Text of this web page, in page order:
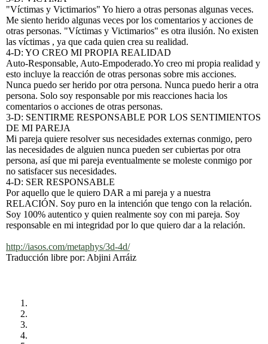
"Víctimas y Victimarios" Yo hiero a otras personas algunas veces.
Me siento herido algunas veces por los comentarios y acciones de
otras personas. "Víctimas y Victimarios" es otra ilusión. No existen
las víctimas , ya que cada quien crea su realidad.
4-D: YO CREO MI PROPIA REALIDAD
Auto-Responsable, Auto-Empoderado.Yo creo mi propia realidad y
esto incluye la reacción de otras personas sobre mis acciones.
Nunca puedo ser herido por otra persona. Nunca puedo herir a otra
persona. Solo soy responsable por mis reacciones hacia los
comentarios o acciones de otras personas.
3-D: SENTIRME RESPONSABLE POR LOS SENTIMIENTOS
DE MI PAREJA
Mi pareja quiere resolver sus necesidades externas conmigo, pero
las necesidades de alguien nunca pueden ser cubiertas por otra
persona, así que mi pareja eventualmente se moleste conmigo por
no satisfacer sus necesidades.
4-D: SER RESPONSABLE
Por aquello que le quiero DAR a mi pareja y a nuestra
RELACIÓN. Soy puro en la intención que tengo con la relación.
Soy 100% autentico y quien realmente soy con mi pareja. Soy
responsable en mi integridad por lo que quiero dar a la relación.
http://iasos.com/metaphys/3d-4d/
Traducción libre por: Abjini Arráiz